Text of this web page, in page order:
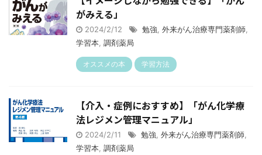
がみえる」
2024/2/12 勉強 外来がん治療専門薬剤師
学習本 調剤薬局
オススメの本 学習方法
【介入・症例におすすめ】「がん化学療
法レジメン管理マニュアル」
2024/2/11 勉強 外来がん治療専門薬剤師
学習本 調剤薬局